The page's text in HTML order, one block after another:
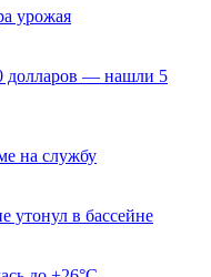
урожая
долларов — нашли 5
на службу
утонул в бассейне